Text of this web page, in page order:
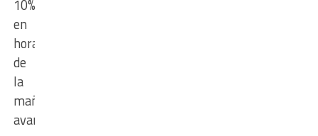
10%
en
horas
de
la
mañana,
avanzando